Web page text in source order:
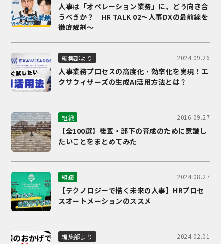
人事は「オペレーション業務」に、どう向き合
うべきか？｜HR TALK 02～人事DXの最前線を
徹底解剖～
編集部より 2024.09.26
人事業務プロセスの高度化・効率化を実現！エ
クサウィザーズの生成AI活用方法とは？
組織 2016.09.27
【全100選】後輩・部下の育成のために意識し
たいことをまとめてみた
組織 2024.08.27
【テクノロジーで描く未来の人事】HRプロセ
スオートメーションのススメ
編集部より 2024.02.01